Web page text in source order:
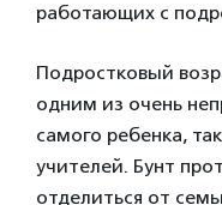
работающих с
Подростковый
одним из очень
самого ребенка,
учителей. Бунт
отделиться от